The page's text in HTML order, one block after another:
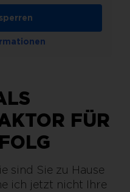
FÜR
sind Sie zu Hause
ich jetzt nicht Ihre